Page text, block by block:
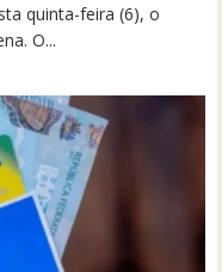
quinta-feira (6), o
O...